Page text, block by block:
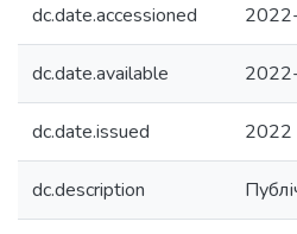
dc.date.accessioned
dc.date.available
dc.date.issued 2022
dc.description